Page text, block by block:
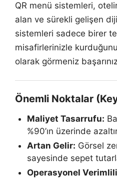
QR menü sistemleri,
alan ve sürekli gelişen
sistemleri sadece birer
misafirlerinizle
olarak görmeniz
Önemli Noktalar
Maliyet Tasarrufu:
%90’ın üzerinde
Artan Gelir: Görsel
sayesinde sepet
Operasyonel